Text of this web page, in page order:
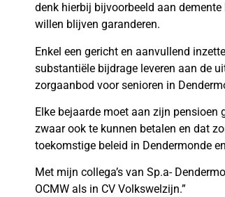
denk hierbij bijvoorbeeld aan
willen blijven garanderen.
Enkel een gericht en aanvullend
substantiële bijdrage leveren aan de
zorgaanbod voor senioren in
Elke bejaarde moet aan zijn pensioen
zwaar ook te kunnen betalen en dat
toekomstige beleid in Dendermonde
Met mijn collega’s van Sp.a-
OCMW als in CV Volkswelzijn.”